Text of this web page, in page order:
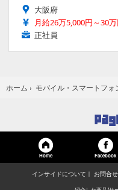
大阪府
月給26万5,000円～30
正社員
ホーム › モバイル・スマートフォ
Home Facebook
インサイドについて お問合せ